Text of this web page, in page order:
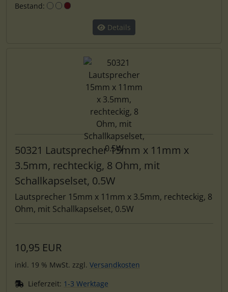
Bestand:
Details
50321 Lautsprecher 15mm x 11mm x
3.5mm, rechteckig, 8 Ohm, mit
Schallkapselset, 0.5W
Lautsprecher 15mm x 11mm x 3.5mm, rechteckig, 8
Ohm, mit Schallkapselset, 0.5W
10,95 EUR
inkl. 19 % MwSt. zzgl. Versandkosten
Lieferzeit: 1-3 Werktage